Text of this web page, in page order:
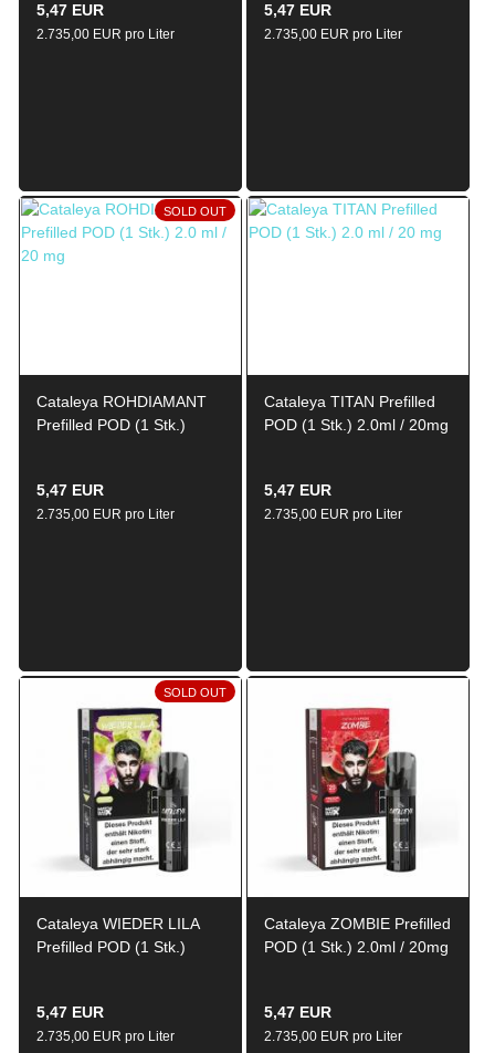
5,47 EUR
2.735,00 EUR pro Liter
5,47 EUR
2.735,00 EUR pro Liter
SOLD OUT
Cataleya ROHDIAMANT
Prefilled POD (1 Stk.)
5,47 EUR
2.735,00 EUR pro Liter
Cataleya TITAN Prefilled
POD (1 Stk.) 2.0ml / 20mg
5,47 EUR
2.735,00 EUR pro Liter
SOLD OUT
Cataleya WIEDER LILA
Prefilled POD (1 Stk.)
5,47 EUR
2.735,00 EUR pro Liter
Cataleya ZOMBIE Prefilled
POD (1 Stk.) 2.0ml / 20mg
5,47 EUR
2.735,00 EUR pro Liter